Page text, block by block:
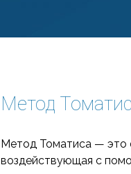
Метод
Метод Томатиса — это
воздействующая с